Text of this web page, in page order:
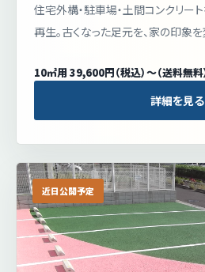
住宅外構・駐車場・土間コンクリー
再生。古くなった足元を、家の印象
10㎡用 39,600円（税込）〜（送料無料
詳細を見る
近日公開予定